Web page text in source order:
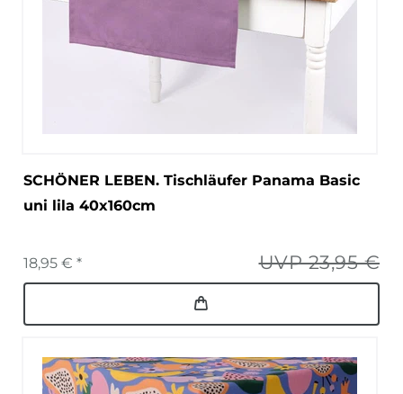
SCHÖNER LEBEN. Tischläufer Panama Basic
uni lila 40x160cm
UVP 23,95 €
18,95 € *